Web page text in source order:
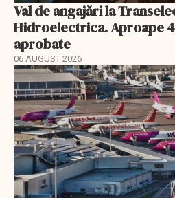
Val de angajări la
Hidroelectrica. Aproape
aprobate
06 AUGUST 2026